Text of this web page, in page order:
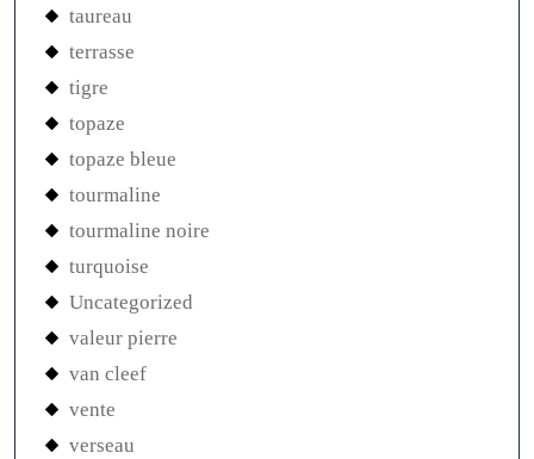
taureau
terrasse
tigre
topaze
topaze bleue
tourmaline
tourmaline noire
turquoise
Uncategorized
valeur pierre
van cleef
vente
verseau